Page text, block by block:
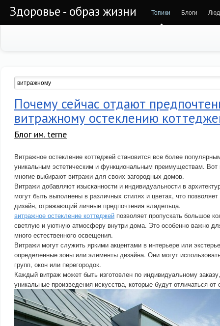
Здоровье - образ жизни Топики Блоги
Почему сейчас отдают
витражному остеклению
Блог им. terne
Витражное остекление коттеджей становится все более
уникальным эстетическим и функциональным преимуществам. Вот
многие выбирают витражи для своих загородных домов.
Витражи добавляют изысканности и индивидуальности в
могут быть выполнены в различных стилях и цветах, что
дизайн, отражающий личные предпочтения владельца.
витражное остекление коттеджей позволяет пропускать большое
светлую и уютную атмосферу внутри дома. Это особенно важно
много естественного освещения.
Витражи могут служить яркими акцентами в интерьере или
определенные зоны или элементы дизайна. Они могут
групп, окон или перегородок.
Каждый витраж может быть изготовлен по индивидуальному
уникальные произведения искусства, которые будут отличаться